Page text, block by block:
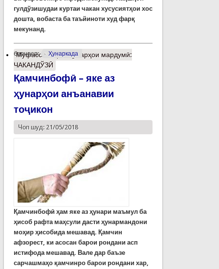
гулдўзишудаи куртаи чакан хусусиятҳои хос
дошта, вобаста ба таъйиноти худ фарқ
мекунанд.
барчасп: Ҳунаркада
Муфассалтаро Ҳунарҳои мардумӣ:
ЧАКАНДЎЗӢ
Қамчинбофӣ – яке аз
ҳунарҳои анъанавии
тоҷикон
Чоп шуд: 21/05/2018
Қамчинбофӣ ҳам яке аз ҳунари маъмул ба
ҳисоб рафта маҳсули дасти ҳунармандони
моҳир ҳисобида мешавад. Қамчин
афзорест, ки асосан барои рондани асп
истифода мешавад. Вале дар баъзе
сарчашмаҳо қамчинро барои рондани хар,